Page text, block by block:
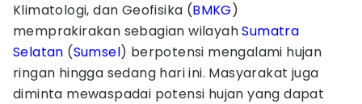
Klimatologi, dan Geofisika (BMKG)
memprakirakan sebagian wilayahSumatra
Selatan (Sumsel) berpotensi mengalami hujan
ringan hingga sedang hari ini. Masyarakat juga
diminta mewaspadai potensi hujan yang dapat